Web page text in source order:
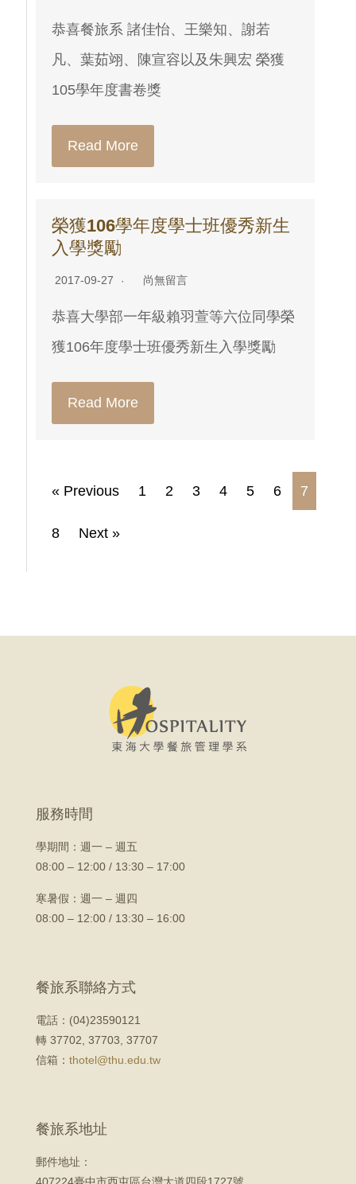
恭喜餐旅系 諸佳怡、王樂知、謝若
凡、葉茹翊、陳宣容以及朱興宏 榮獲
105學年度書卷獎
Read More
榮獲106學年度學士班優秀新生
入學獎勵
2017-09-27 尚無留言
恭喜大學部一年級賴羽萱等六位同學榮
獲106年度學士班優秀新生入學獎勵
Read More
« Previous 1 2 3 4 5 6 7
8 Next »
服務時間
學期間： 週一 – 週五
08:00 – 12:00 / 13:30 – 17:00
寒暑假：週一 – 週四
08:00 – 12:00 / 13:30 – 16:00
餐旅系聯絡方式
電話：(04)23590121
轉 37702, 37703, 37707
信箱： thotel@thu.edu.tw
餐旅系地址
郵件地址：